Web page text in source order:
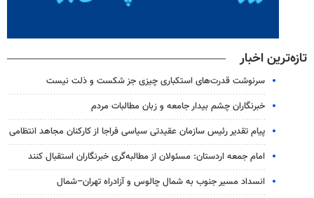
تازه‌ترین اخبار
سرنوشت قدرت‌های استکباری چیزی جز شکست و ذلت نیست
خبرنگاران چشم بیدار جامعه و زبان مطالبات مردم
پیام تقدیر رئیس سازمان عقیدتی سیاسی فراجا از کارکنان مجاهد انتظامی
امام جمعه اردستان: مسئولان از مطالبه‌گری خبرنگاران استقبال کنند
انسداد مسیر جنوب به شمال چالوس و آزادراه تهران–شمال